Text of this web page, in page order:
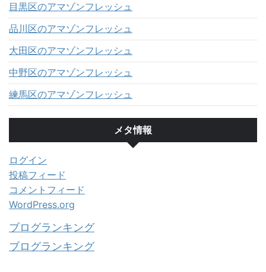
目黒区のアマゾンフレッシュ
品川区のアマゾンフレッシュ
大田区のアマゾンフレッシュ
中野区のアマゾンフレッシュ
練馬区のアマゾンフレッシュ
メタ情報
ログイン
投稿フィード
コメントフィード
WordPress.org
ブログランキング
ブログランキング